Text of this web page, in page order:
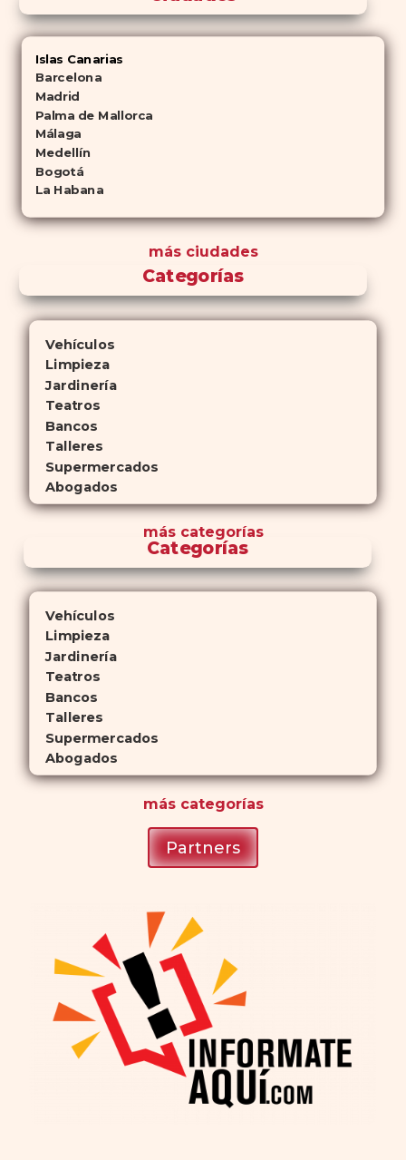
Islas Canarias
Barcelona
Madrid
Palma de Mallorca
Málaga
Medellín
Bogotá
La Habana
más ciudades
Categorías
Vehículos
Limpieza
Jardinería
Teatros
Bancos
Talleres
Supermercados
Abogados
máscategorías
Categorías
Vehículos
Limpieza
Jardinería
Teatros
Bancos
Talleres
Supermercados
Abogados
máscategorías
Partners